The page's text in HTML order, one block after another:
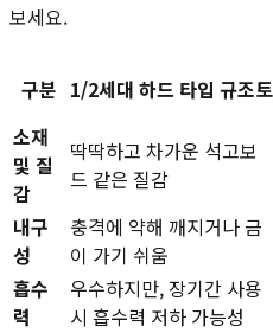
보세요.
구분 1/2세대 하드 타입 규조토
소재
및 질
감
딱딱하고 차가운 석고보
드 같은 질감
내구
성
충격에 약해 깨지거나 금
이 가기 쉬움
흡수
력
우수하지만, 장기간 사용
시 흡수력 저하 가능성